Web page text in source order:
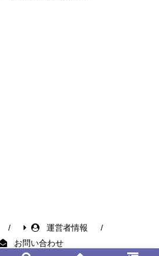
運営者情報
お問い合わせ